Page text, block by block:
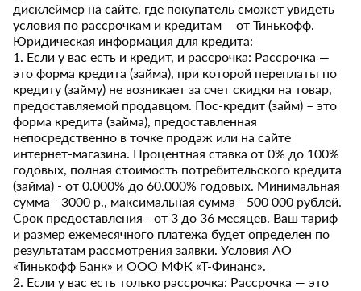
дисклеймер на сайте, где покупатель сможет увидеть
условия по рассрочкам и кредитам от Тинькофф.
Юридическая информация для кредита:
1. Если у вас есть и кредит, и рассрочка: Рассрочка —
это форма кредита (займа), при которой переплаты по
кредиту (займу) не возникает за счет скидки на товар,
предоставляемой продавцом. Пос-кредит (займ) – это
форма кредита (займа), предоставленная
непосредственно в точке продаж или на сайте
интернет-магазина. Процентная ставка от 0% до 100%
годовых, полная стоимость потребительского кредита
(займа) - от 0.000% до 60.000% годовых. Минимальная
сумма - 3000 р., максимальная сумма - 500 000 рублей.
Срок предоставления - от 3 до 36 месяцев. Ваш тариф
и размер ежемесячного платежа будет определен по
результатам рассмотрения заявки. Условия АО
«Тинькофф Банк» и ООО МФК «Т-Финанс».
2. Если у вас есть только рассрочка: Рассрочка — это